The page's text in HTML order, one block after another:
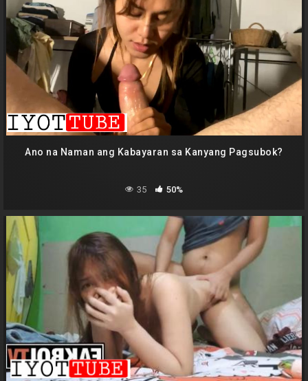
Ano na Naman ang Kabayaran sa Kanyang Pagsubok?
35 50%